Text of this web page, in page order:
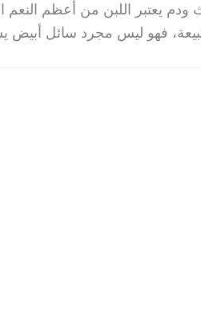
يعتبر اللبن من أعظم النعم
فهو ليس مجرد سائل أبيض